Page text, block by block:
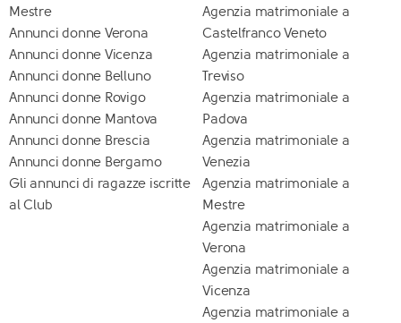
Mestre
Annunci donne Verona
Annunci donne Vicenza
Annunci donne Belluno
Annunci donne Rovigo
Annunci donne Mantova
Annunci donne Brescia
Annunci donne Bergamo
Gli annunci di ragazze iscritte
al Club
Agenzia matrimoniale a
Castelfranco Veneto
Agenzia matrimoniale a
Treviso
Agenzia matrimoniale a
Padova
Agenzia matrimoniale a
Venezia
Agenzia matrimoniale a
Mestre
Agenzia matrimoniale a
Verona
Agenzia matrimoniale a
Vicenza
Agenzia matrimoniale a